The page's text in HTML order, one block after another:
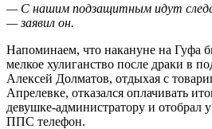
— С нашим подзащитным идут
— заявил он.
Напоминаем, что накануне на Гуфа
мелкое хулиганство после драки в
Алексей Долматов, отдыхая с
Апрелевке, отказался оплачивать
девушке-администратору и отобрал
ППС телефон.